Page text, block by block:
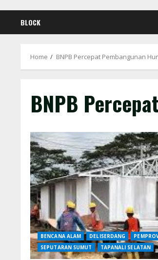
BLOCK
Home BNPB Percepat Pembangunan
BNPB
BENCANA ALAM DELISERDANG
SEPUTARAN SUMUT
TAPANALI SELATAN